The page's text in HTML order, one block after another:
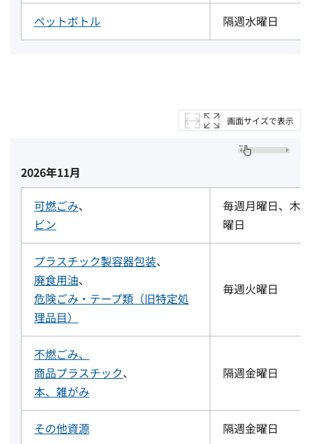
ペットボトル 隔週水曜日
画面サイズで表示
2026年11月
可燃ごみ、
ビン
毎週月曜日、木
曜日
プラスチック製容器包装、
廃食用油、
危険ごみ・テープ類（旧特定処
理品目）
毎週火曜日
不燃ごみ、
商品プラスチック、
本、雑がみ
隔週金曜日
その他資源 隔週金曜日